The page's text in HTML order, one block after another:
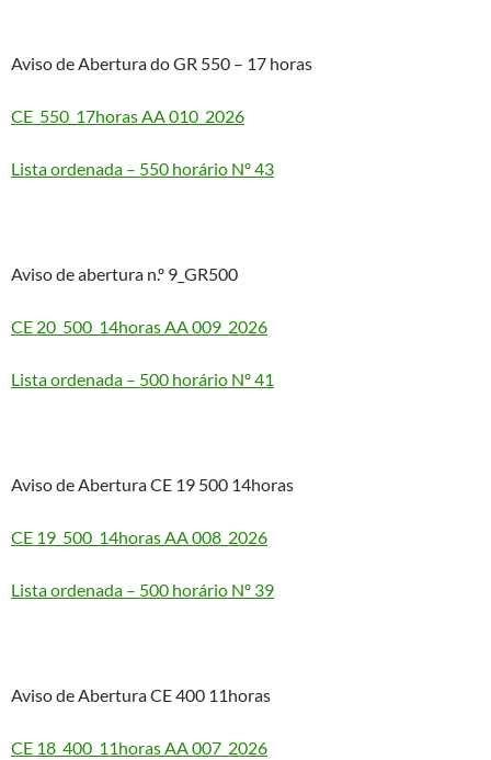
Aviso de Abertura do GR 550 – 17 horas
CE_550_17horas AA 010_2026
Lista ordenada – 550 horário Nº 43
Aviso de abertura n.º 9_GR500
CE 20_500_14horas AA 009_2026
Lista ordenada – 500 horário Nº 41
Aviso de Abertura CE 19 500 14horas
CE 19_500_14horas AA 008_2026
Lista ordenada – 500 horário Nº 39
Aviso de AberturaCE 400 11horas
CE 18_400_11horas AA 007_2026